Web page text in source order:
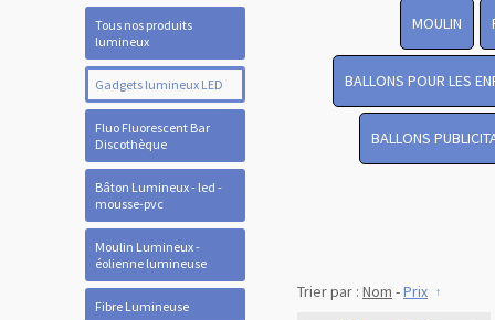
Tous nos produits
lumineux
Gadgets lumineux LED
Fluo Fluorescent Bar
Discothèque
Bâton Lumineux - led -
mousse-pvc
Moulin Lumineux -
éolienne lumineuse
Fibre Lumineuse
MOULIN
BALLONS POUR LES
BALLONS
Trier par : Nom -Prix